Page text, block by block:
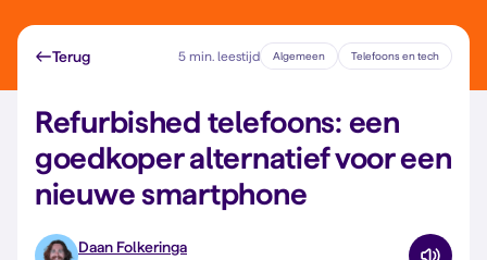
Terug 5 min. leestijd Algemeen Telefoons en tech
Refurbished telefoons: een
goedkoper alternatief voor een
nieuwe smartphone
Daan Folkeringa